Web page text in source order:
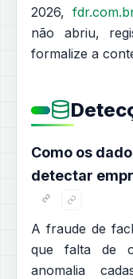
2026,
não abriu,
formalize a
Como os
detectar
A fraude de
que falta de
anomalia